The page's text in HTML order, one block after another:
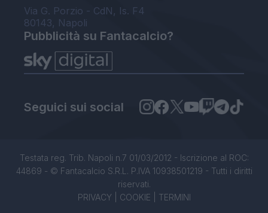
Via G. Porzio - CdN, Is. F4
80143, Napoli
Pubblicità su Fantacalcio?
Seguici sui social
Testata reg. Trib. Napoli n.7 01/03/2012 - Iscrizione al ROC:
44869 - © Fantacalcio S.R.L. P.IVA 10938501219 - Tutti i diritti
riservati.
PRIVACY| COOKIE TERMINI